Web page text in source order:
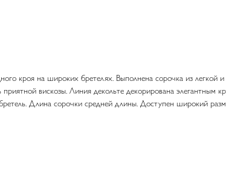
кроя на широких бретелях. Выполнена сорочка из легкой
приятной вискозы. Линия декольте декорирована элегантным
Длина сорочки средней длины. Доступен широкий